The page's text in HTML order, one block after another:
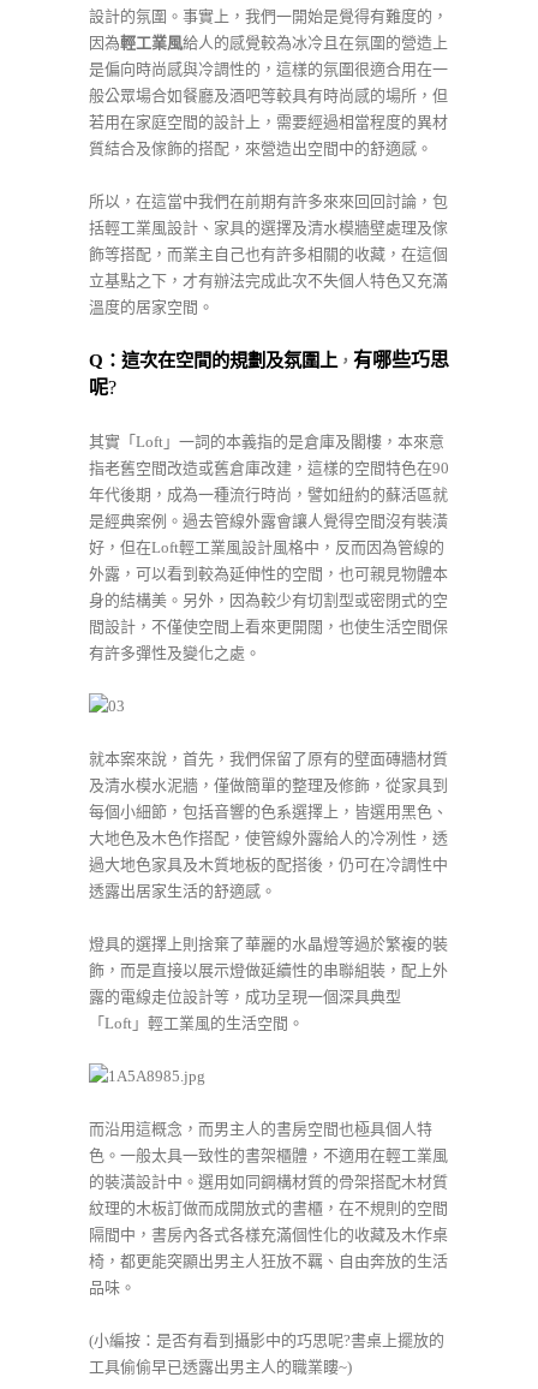
設計的氛圍。事實上，我們一開始是覺得有難度的，
因為輕工業風給人的感覺較為冰冷且在氛圍的營造上
是偏向時尚感與冷調性的，這樣的氛圍很適合用在一
般公眾場合如餐廳及酒吧等較具有時尚感的場所，但
若用在家庭空間的設計上，需要經過相當程度的異材
質結合及傢飾的搭配，來營造出空間中的舒適感。
所以，在這當中我們在前期有許多來來回回討論，包
括輕工業風設計、家具的選擇及清水模牆壁處理及傢
飾等搭配，而業主自己也有許多相關的收藏，在這個
立基點之下，才有辦法完成此次不失個人特色又充滿
溫度的居家空間。
Q ：這次在空間的規劃及氛圍上 ， 有哪些巧思
呢?
其實「Loft」一詞的本義指的是倉庫及閣樓，本來意
指老舊空間改造或舊倉庫改建，這樣的空間特色在90
年代後期，成為一種流行時尚，譬如紐約的蘇活區就
是經典案例。過去管線外露會讓人覺得空間沒有裝潢
好，但在Loft輕工業風設計風格中，反而因為管線的
外露，可以看到較為延伸性的空間，也可親見物體本
身的結構美。另外，因為較少有切割型或密閉式的空
間設計，不僅使空間上看來更開闊，也使生活空間保
有許多彈性及變化之處。
就本案來說，首先，我們保留了原有的壁面磚牆材質
及清水模水泥牆，僅做簡單的整理及修飾，從家具到
每個小細節，包括音響的色系選擇上，皆選用黑色、
大地色及木色作搭配，使管線外露給人的冷冽性，透
過大地色家具及木質地板的配搭後，仍可在冷調性中
透露出居家生活的舒適感。
燈具的選擇上則捨棄了華麗的水晶燈等過於繁複的裝
飾，而是直接以展示燈做延續性的串聯組裝，配上外
露的電線走位設計等，成功呈現一個深具典型
「Loft」輕工業風的生活空間。
而沿用這概念 ，而男主人的書房空間也極具個人特
色 。一般太具一致性的書架櫃體，不適用在輕工業風
的裝潢設計中。選用如同鋼構材質的骨架搭配木材質
紋理的木板訂做而成開放式的書櫃，在不規則的空間
隔間中，書房內各式各樣充滿個性化的收藏及木作桌
椅，都更能突顯出男主人狂放不羈、自由奔放的生活
品味。
(小編按：是否有看到攝影中的巧思呢?書桌上擺放的
工具偷偷早已透露出男主人的職業瞜~)